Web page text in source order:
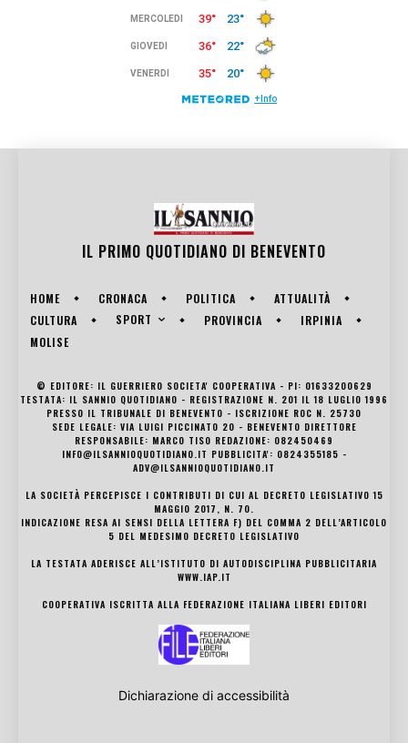
IL PRIMO QUOTIDIANO DI BENEVENTO
HOME CRONACA POLITICA
ATTUALITÀ
CULTURA
SPORT PROVINCIA
IRPINIA
MOLISE
© EDITORE: IL GUERRIERO SOCIETA' COOPERATIVA - PI: 01633200629
TESTATA: IL SANNIO QUOTIDIANO - REGISTRAZIONE N. 201 IL 18 LUGLIO 1996
PRESSO IL TRIBUNALE DI BENEVENTO - ISCRIZIONE ROC N. 25730
SEDE LEGALE: VIA LUIGI PICCINATO 20 - BENEVENTO DIRETTORE
RESPONSABILE: MARCO TISO REDAZIONE: 082450469
INFO@ILSANNIOQUOTIDIANO.IT PUBBLICITA': 0824355185 -
ADV@ILSANNIOQUOTIDIANO.IT
LA SOCIETÀ PERCEPISCE I CONTRIBUTI DI CUI AL DECRETO LEGISLATIVO 15
MAGGIO 2017, N. 70.
INDICAZIONE RESA AI SENSI DELLA LETTERA F) DEL COMMA 2 DELL’ARTICOLO
5 DEL MEDESIMO DECRETO LEGISLATIVO
LA TESTATA ADERISCE ALL’ISTITUTO DI AUTODISCIPLINA PUBBLICITARIA
WWW.IAP.IT
COOPERATIVA ISCRITTA ALLA FEDERAZIONE ITALIANA LIBERI EDITORI
Dichiarazione di accessibilità